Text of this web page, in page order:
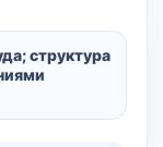
структура